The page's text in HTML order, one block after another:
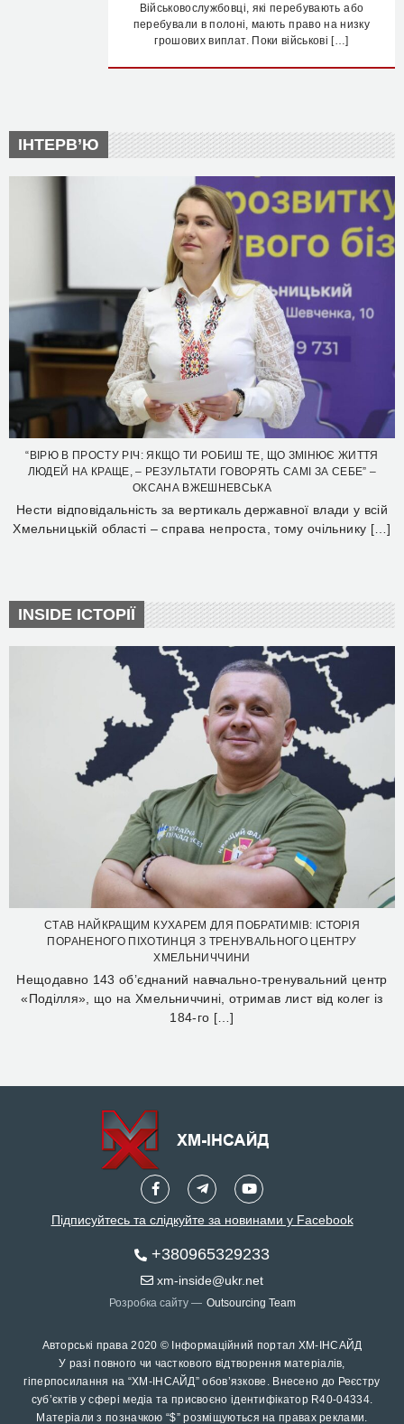
Військовослужбовці, які перебувають або
перебували в полоні, мають право на низку
грошових виплат. Поки військові […]
ІНТЕРВ’Ю
“ВІРЮ В ПРОСТУ РІЧ: ЯКЩО ТИ РОБИШ ТЕ, ЩО ЗМІНЮЄ ЖИТТЯ
ЛЮДЕЙ НА КРАЩЕ, – РЕЗУЛЬТАТИ ГОВОРЯТЬ САМІ ЗА СЕБЕ” –
ОКСАНА ВЖЕШНЕВСЬКА
Нести відповідальність за вертикаль державної влади у всій
Хмельницькій області – справа непроста, тому очільнику […]
INSIDE ІСТОРІЇ
СТАВ НАЙКРАЩИМ КУХАРЕМ ДЛЯ ПОБРАТИМІВ: ІСТОРІЯ
ПОРАНЕНОГО ПІХОТИНЦЯ З ТРЕНУВАЛЬНОГО ЦЕНТРУ
ХМЕЛЬНИЧЧИНИ
Нещодавно 143 об’єднаний навчально-тренувальний центр
«Поділля», що на Хмельниччині, отримав лист від колег із
184-го […]
Підписуйтесь та слідкуйте за новинами у Facebook
+380965329233
xm-inside@ukr.net
Розробка сайту — Outsourcing Team
Авторські права 2020 © Інформаційний портал ХМ-ІНСАЙД
У разі повного чи часткового відтворення матеріалів,
гіперпосилання на “ХМ-ІНСАЙД” обов’язкове. Внесено до Реєстру
суб’єктів у сфері медіа та присвоєно ідентифікатор R40-04334.
Матеріали з позначкою “$” розміщуються на правах реклами.